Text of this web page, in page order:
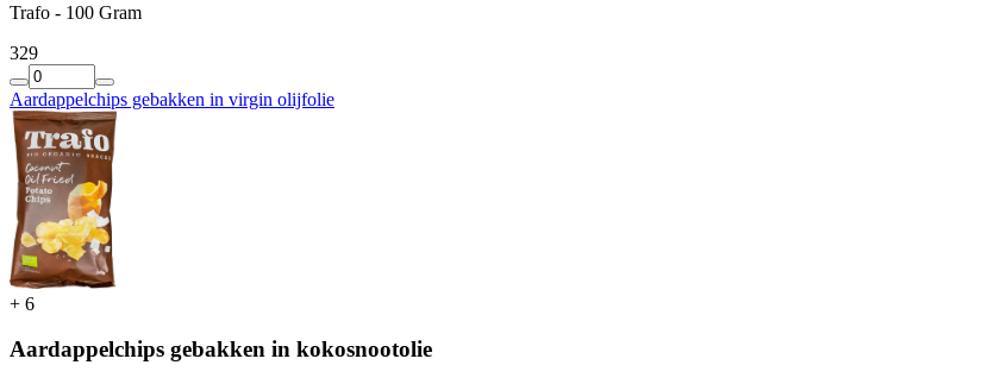
Trafo - 100 Gram
329
Aardappelchips gebakken in virgin olijfolie
+ 6
Aardappelchips gebakken in kokosnootolie